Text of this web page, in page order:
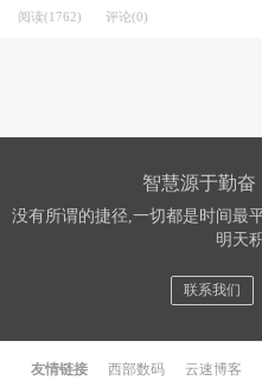
阅读(1762) 评论(0)
智慧源于勤
没有所谓的捷径,一切都是时间最
明天
联系我们
友情链接 西部数码 云速博客